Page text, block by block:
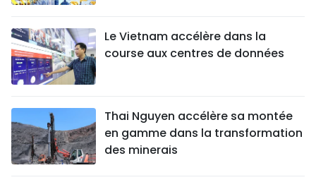
Le Vietnam accélère dans la
course aux centres de données
Thai Nguyen accélère sa montée
en gamme dans la transformation
des minerais